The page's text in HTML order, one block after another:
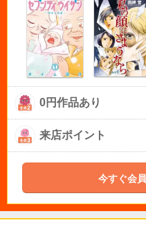
0円作品あり
来店ポイント
今すぐ会